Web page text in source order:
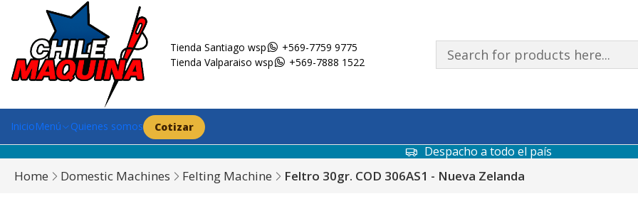
Tienda Santiago wsp
+569-7759 9775
Tienda Valparaiso wsp
+569-7888 1522
InicioMenú Quienes somos Cotizar
Despacho a todo el país
Home Domestic Machines Felting Machine Feltro 30gr. COD 306AS1 - Nueva Zelanda